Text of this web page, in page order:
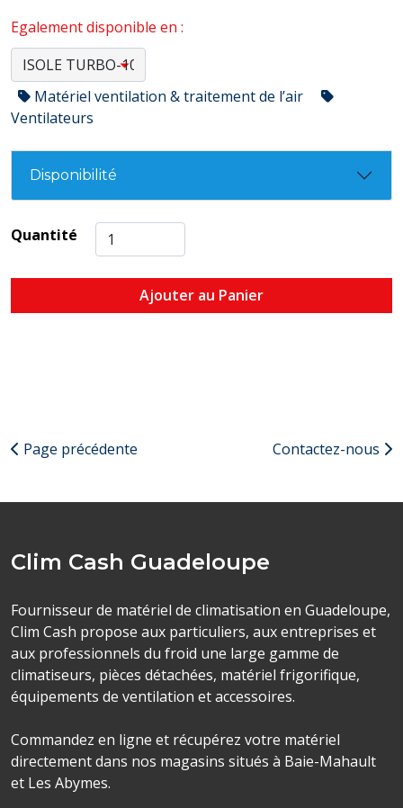
Egalement disponible en :
Matériel ventilation & traitement de l’air
Ventilateurs
Disponibilité
Quantité
Ajouter au Panier
Page précédente Contactez-nous
Clim Cash Guadeloupe
Fournisseur de matériel de climatisation en Guadeloupe,
Clim Cash propose aux particuliers, aux entreprises et
aux professionnels du froid une large gamme de
climatiseurs, pièces détachées, matériel frigorifique,
équipements de ventilation et accessoires.
Commandez en ligne et récupérez votre matériel
directement dans nos magasins situés à Baie-Mahault
et Les Abymes.